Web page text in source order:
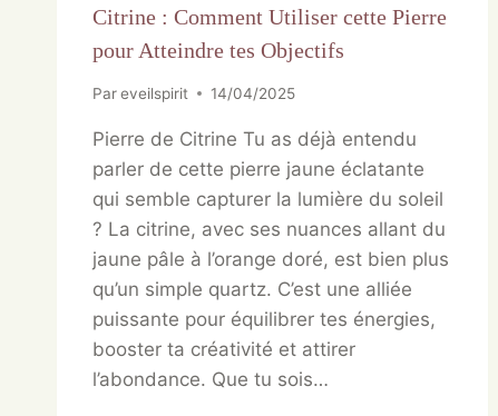
Citrine : Comment Utiliser cette Pierre
pour Atteindre tes Objectifs
Pareveilspirit 14/04/2025
Pierre de Citrine Tu as déjà entendu
parler de cette pierre jaune éclatante
qui semble capturer la lumière du soleil
? La citrine, avec ses nuances allant du
jaune pâle à l’orange doré, est bien plus
qu’un simple quartz. C’est une alliée
puissante pour équilibrer tes énergies,
booster ta créativité et attirer
l’abondance. Que tu sois…